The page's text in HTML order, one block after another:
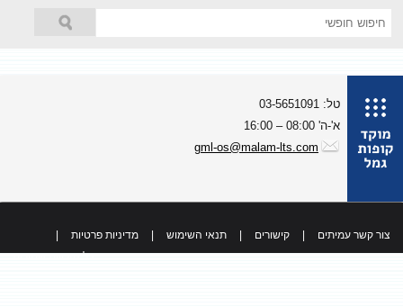
טל: 03-5651091
א'-ה' 08:00 – 16:00
gml-os@malam-lts.com
צור קשר עמיתים קישורים תנאי השימוש מדיניות פרטיות
כל הזכויות שמורות